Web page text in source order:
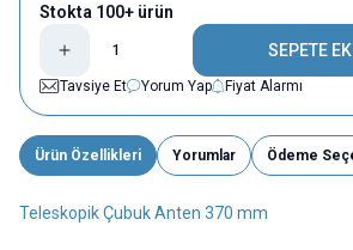
Stokta 100+ ürün
SEPETE
Tavsiye Et
Yorum Yap Fiyat Alarmı
Ürün Özellikleri Yorumlar Ödeme
Teleskopik Çubuk Anten 370 mm